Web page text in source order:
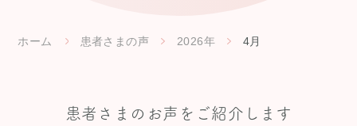
ホーム 患者さまの声 2026年 4月
患者さまのお声をご紹介します